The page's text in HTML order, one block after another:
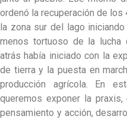
ordenó la recuperación de
la zona sur del lago
menos tortuoso de la lucha
atrás había iniciado con la
de tierra y la puesta en
producción agrícola. En
queremos exponer la
pensamiento y acción,